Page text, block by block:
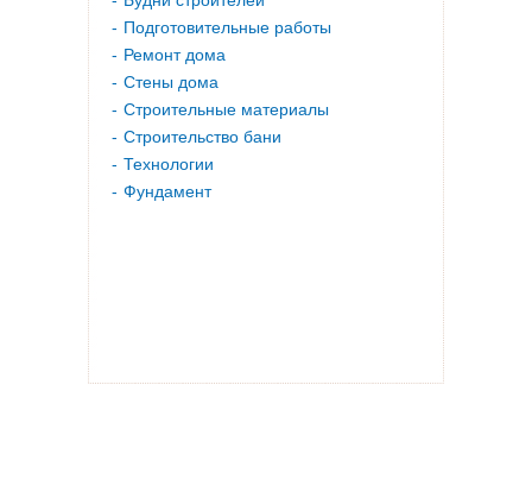
Подготовительные работы
Ремонт дома
Стены дома
Строительные материалы
Строительство бани
Технологии
Фундамент